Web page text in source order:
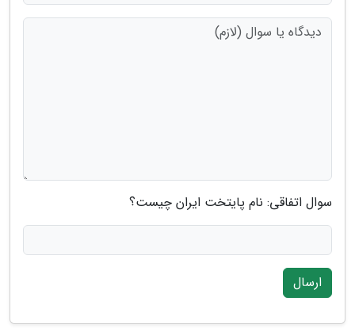
سوال اتفاقی: نام پایتخت ایران چیست؟
ارسال